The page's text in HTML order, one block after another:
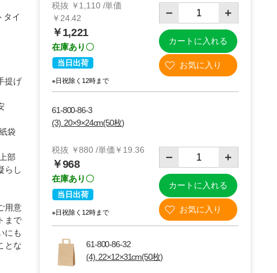
(4)22×12×31cm
タイ
提げ
袋
部
らし
用意
まで
にも
とな
税抜 ￥1,110 /単価
￥24.42
￥1,221
在庫あり〇
当日出荷
※日祝除く12時まで
カートに入れる
61-800-86-3
(3). 20×9×24cm(50枚)
税抜 ￥880 /単価￥19.36
￥968
在庫あり〇
当日出荷
※日祝除く12時まで
カートに入れる
61-800-86-32
(4). 22×12×31cm(50枚)